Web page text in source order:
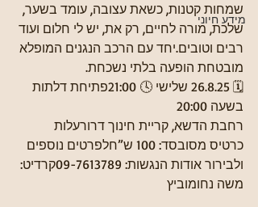
מידע חיוני
שמחות קטנות, כשאת עצובה, עומד בשער,
שלכת, מורה לחיים, רק את, יש לי חלום ועוד
רבים וטובים.יחד עם הרכב הנגנים המופלא
מובטחת הופעה בלתי נשכחת.
🗓️ 26.8.25 שלישי 🕓 21:00פתיחת דלתות
בשעה 20:00
רחבת הדשא, קריית חינוך דרורעלות
כרטיס מסובסד: 100 ש”חלפרטים נוספים
ולבירור אודות הנגשות: 09-7613789קרדיט:
משה נחומוביץ